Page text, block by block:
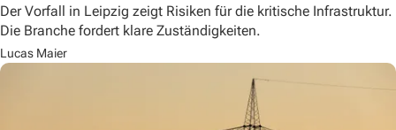
Der Vorfall in Leipzig zeigt Risiken für die kritische Infrastruktur.
Die Branche fordert klare Zuständigkeiten.
Lucas Maier